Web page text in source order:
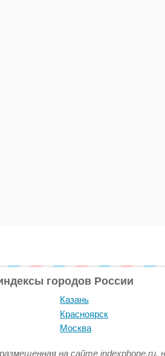
городов России
Казань
Красноярск
Москва
на сайте